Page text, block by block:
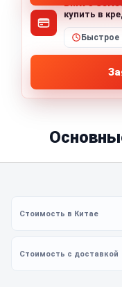
BMW 5
купить в
Быстрое